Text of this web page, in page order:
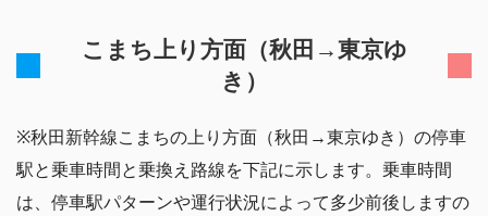
こまち上り方面（秋田→東京ゆ
き）
※秋田新幹線こまちの上り方面（秋田→東京ゆき）の停車
駅と乗車時間と乗換え路線を下記に示します。乗車時間
は、停車駅パターンや運行状況によって多少前後しますの